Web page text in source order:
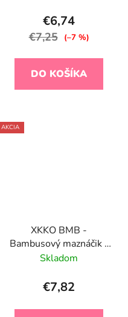
€6,74
€7,25 (–7 %)
DO KOŠÍKA
AKCIA
XKKO BMB -
Bambusový maznáčik -
Honey Mustard
Skladom
€7,82